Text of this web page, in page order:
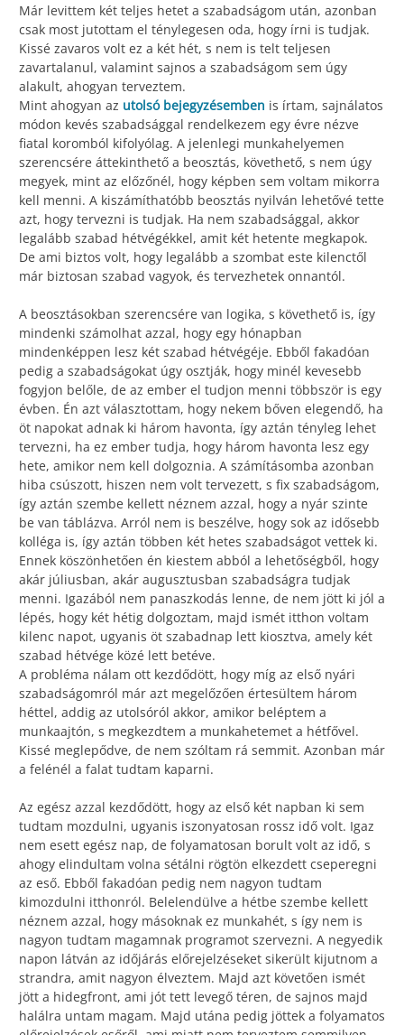
Már levittem két teljes hetet a szabadságom után, azonban
csak most jutottam el ténylegesen oda, hogy írni is tudjak.
Kissé zavaros volt ez a két hét, s nem is telt teljesen
zavartalanul, valamint sajnos a szabadságom sem úgy
alakult, ahogyan terveztem.
Mint ahogyan az utolsó bejegyzésemben is írtam, sajnálatos
módon kevés szabadsággal rendelkezem egy évre nézve
fiatal koromból kifolyólag. A jelenlegi munkahelyemen
szerencsére áttekinthető a beosztás, követhető, s nem úgy
megyek, mint az előzőnél, hogy képben sem voltam mikorra
kell menni. A kiszámíthatóbb beosztás nyilván lehetővé tette
azt, hogy tervezni is tudjak. Ha nem szabadsággal, akkor
legalább szabad hétvégékkel, amit két hetente megkapok.
De ami biztos volt, hogy legalább a szombat este kilenctől
már biztosan szabad vagyok, és tervezhetek onnantól.
A beosztásokban szerencsére van logika, s követhető is, így
mindenki számolhat azzal, hogy egy hónapban
mindenképpen lesz két szabad hétvégéje. Ebből fakadóan
pedig a szabadságokat úgy osztják, hogy minél kevesebb
fogyjon belőle, de az ember el tudjon menni többször is egy
évben. Én azt választottam, hogy nekem bőven elegendő, ha
öt napokat adnak ki három havonta, így aztán tényleg lehet
tervezni, ha ez ember tudja, hogy három havonta lesz egy
hete, amikor nem kell dolgoznia. A számításomba azonban
hiba csúszott, hiszen nem volt tervezett, s fix szabadságom,
így aztán szembe kellett néznem azzal, hogy a nyár szinte
be van táblázva. Arról nem is beszélve, hogy sok az idősebb
kolléga is, így aztán többen két hetes szabadságot vettek ki.
Ennek köszönhetően én kiestem abból a lehetőségből, hogy
akár júliusban, akár augusztusban szabadságra tudjak
menni. Igazából nem panaszkodás lenne, de nem jött ki jól a
lépés, hogy két hétig dolgoztam, majd ismét itthon voltam
kilenc napot, ugyanis öt szabadnap lett kiosztva, amely két
szabad hétvége közé lett betéve.
A probléma nálam ott kezdődött, hogy míg az első nyári
szabadságomról már azt megelőzően értesültem három
héttel, addig az utolsóról akkor, amikor beléptem a
munkaajtón, s megkezdtem a munkahetemet a hétfővel.
Kissé meglepődve, de nem szóltam rá semmit. Azonban már
a felénél a falat tudtam kaparni.
Az egész azzal kezdődött, hogy az első két napban ki sem
tudtam mozdulni, ugyanis iszonyatosan rossz idő volt. Igaz
nem esett egész nap, de folyamatosan borult volt az idő, s
ahogy elindultam volna sétálni rögtön elkezdett cseperegni
az eső. Ebből fakadóan pedig nem nagyon tudtam
kimozdulni itthonról. Belelendülve a hétbe szembe kellett
néznem azzal, hogy másoknak ez munkahét, s így nem is
nagyon tudtam magamnak programot szervezni. A negyedik
napon látván az időjárás előrejelzéseket sikerült kijutnom a
strandra, amit nagyon élveztem. Majd azt követően ismét
jött a hidegfront, ami jót tett levegő téren, de sajnos majd
halálra untam magam. Majd utána pedig jöttek a folyamatos